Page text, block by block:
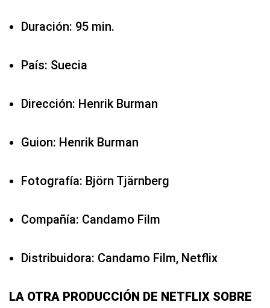
Duración: 95 min.
País: Suecia
Dirección: Henrik Burman
Guion: Henrik Burman
Fotografía: Björn Tjärnberg
Compañía: Candamo Film
Distribuidora: Candamo Film, Netflix
LA OTRA PRODUCCIÓN DE NETFLIX SOBRE